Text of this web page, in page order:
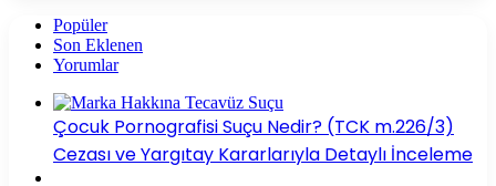
Popüler
Son Eklenen
Yorumlar
Çocuk Pornografisi Suçu Nedir? (TCK m.226/3)
Cezası ve Yargıtay Kararlarıyla Detaylı İnceleme